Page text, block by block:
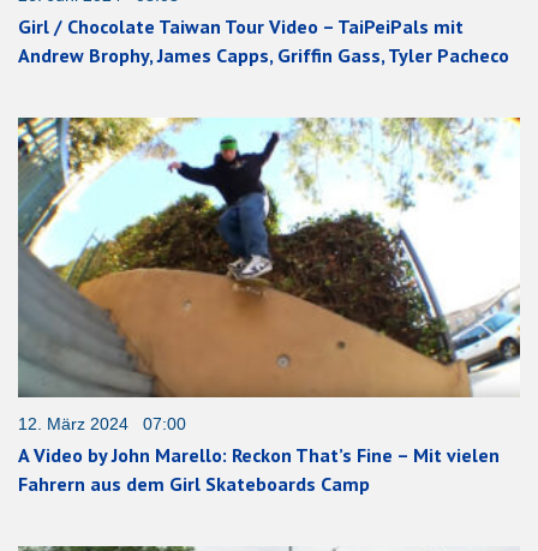
Girl / Chocolate Taiwan Tour Video – TaiPeiPals mit
Andrew Brophy, James Capps, Griffin Gass, Tyler Pacheco
12. März 2024 07:00
A Video by John Marello: Reckon That’s Fine – Mit vielen
Fahrern aus dem Girl Skateboards Camp